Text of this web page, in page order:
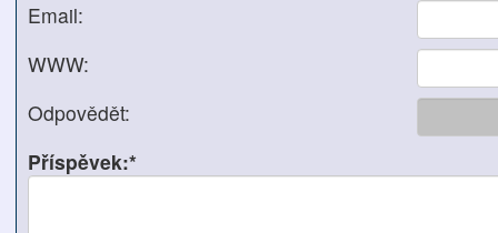
Email:
WWW:
Odpovědět:
Příspěvek:*